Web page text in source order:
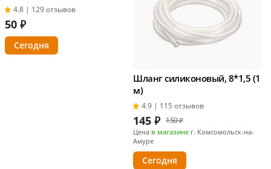
4.8 | 129 отзывов
50 ₽
Сегодня
Шланг силиконовый, 8*1,5 (1
м)
4.9 | 115 отзывов
145 ₽ 150 ₽
Цена в магазине г. Комсомольск-на-
Амуре
Сегодня